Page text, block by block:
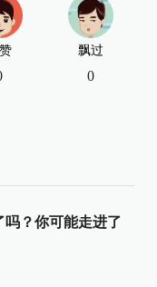
飘过
0
吗？你可能走进了